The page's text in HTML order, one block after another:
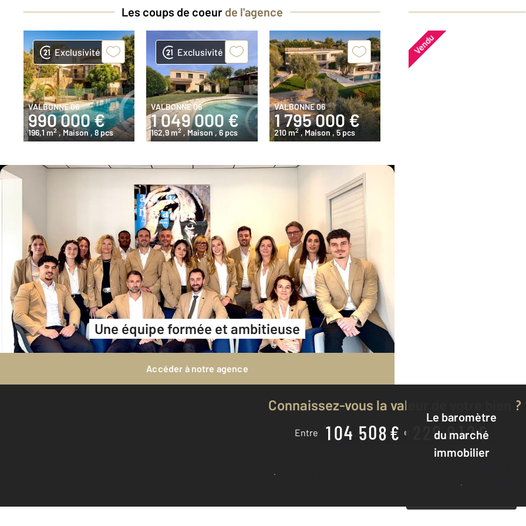
Les coups de coeur de l'agence
Exclusivité
VALBONNE 06
990 000 €
196,1 m2 , Maison , 8 pcs
Exclusivité
VALBONNE 06
1 049 000 €
162,9 m2 , Maison , 6 pcs
VALBONNE 06
1 795 000 €
210 m2 , Maison , 5 pcs
Vendu
Une équipe formée et ambitieuse
Accéder à notre agence
Le baromètre
du marché
immobilier
Je découvre
Connaissez-vous la valeur de votre bien ?
Entre
Je découvre combien vaut mon bien